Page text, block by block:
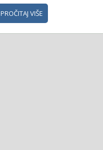
PROČITAJ VIŠE